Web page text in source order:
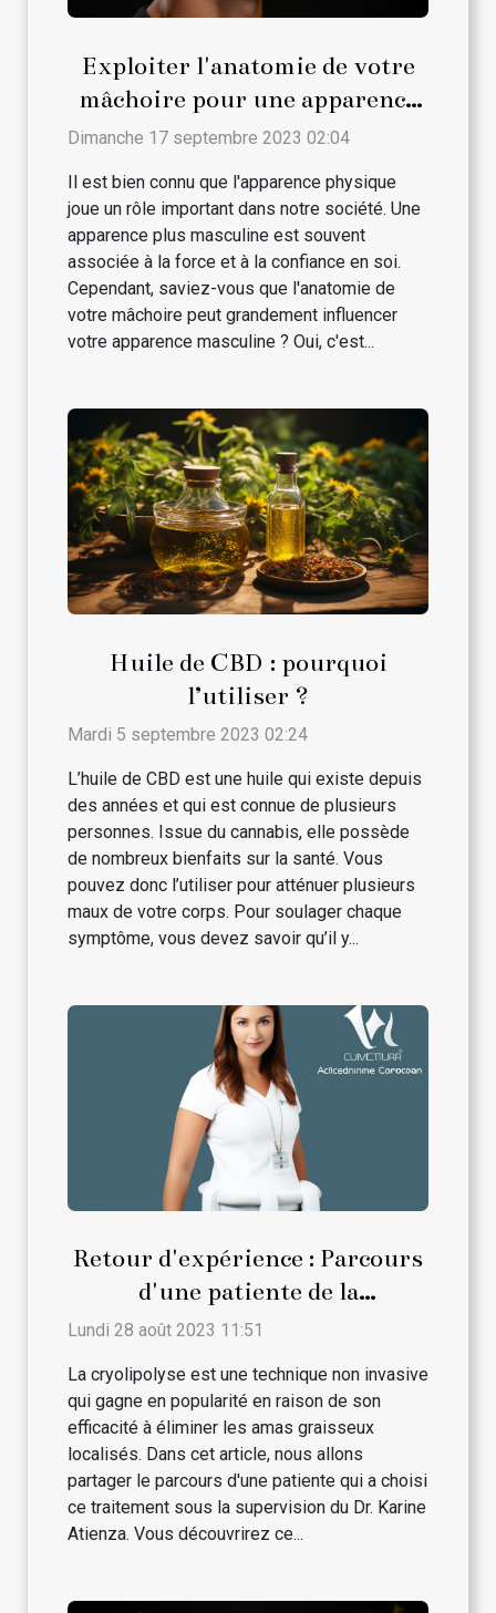
Exploiter l'anatomie de votre
mâchoire pour une apparence
plus masculine
Dimanche 17 septembre 2023 02:04
Il est bien connu que l'apparence physique
joue un rôle important dans notre société. Une
apparence plus masculine est souvent
associée à la force et à la confiance en soi.
Cependant, saviez-vous que l'anatomie de
votre mâchoire peut grandement influencer
votre apparence masculine ? Oui, c'est...
Huile de CBD : pourquoi
l’utiliser ?
Mardi 5 septembre 2023 02:24
L’huile de CBD est une huile qui existe depuis
des années et qui est connue de plusieurs
personnes. Issue du cannabis, elle possède
de nombreux bienfaits sur la santé. Vous
pouvez donc l’utiliser pour atténuer plusieurs
maux de votre corps. Pour soulager chaque
symptôme, vous devez savoir qu’il y...
Retour d'expérience : Parcours
d'une patiente de la
cryolipolyse avec le Dr. Karine
Lundi 28 août 2023 11:51
La cryolipolyse est une technique non invasive
qui gagne en popularité en raison de son
efficacité à éliminer les amas graisseux
localisés. Dans cet article, nous allons
partager le parcours d'une patiente qui a choisi
ce traitement sous la supervision du Dr. Karine
Atienza. Vous découvrirez ce...